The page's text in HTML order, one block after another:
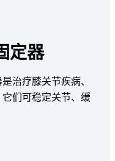
定器
治疗膝关节疾病、
们可稳定关节、缓